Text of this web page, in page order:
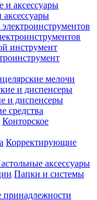
инструмент
мелочи
и диспенсеры
средства
Конторское
Корректирующие
аксессуары
Папки и системы